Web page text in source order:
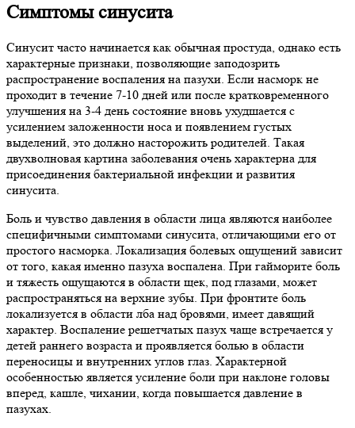
Симптомы синусита
Синусит часто начинается как обычная простуда, однако есть
характерные признаки, позволяющие заподозрить
распространение воспаления на пазухи. Если насморк не
проходит в течение 7-10 дней или после кратковременного
улучшения на 3-4 день состояние вновь ухудшается с
усилением заложенности носа и появлением густых
выделений, это должно насторожить родителей. Такая
двухволновая картина заболевания очень характерна для
присоединения бактериальной инфекции и развития
синусита.
Боль и чувство давления в области лица являются наиболее
специфичными симптомами синусита, отличающими его от
простого насморка. Локализация болевых ощущений зависит
от того, какая именно пазуха воспалена. При гайморите боль
и тяжесть ощущаются в области щек, под глазами, может
распространяться на верхние зубы. При фронтите боль
локализуется в области лба над бровями, имеет давящий
характер. Воспаление решетчатых пазух чаще встречается у
детей раннего возраста и проявляется болью в области
переносицы и внутренних углов глаз. Характерной
особенностью является усиление боли при наклоне головы
вперед, кашле, чихании, когда повышается давление в
пазухах.